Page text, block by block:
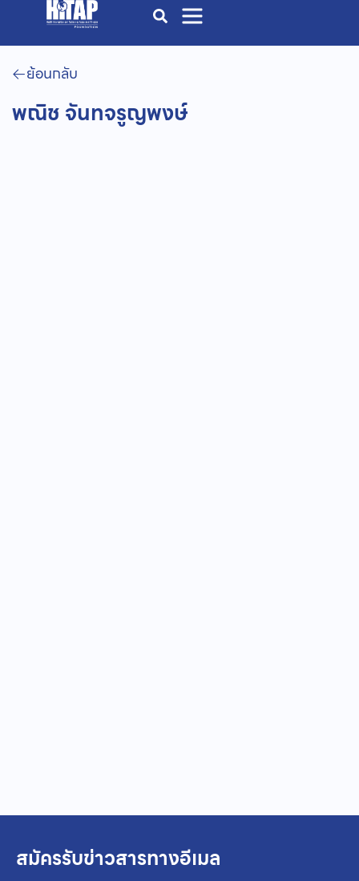
ย้อนกลับ
พณิช จันทจรูญพงษ์
สมัครรับข่าวสารทางอีเมล